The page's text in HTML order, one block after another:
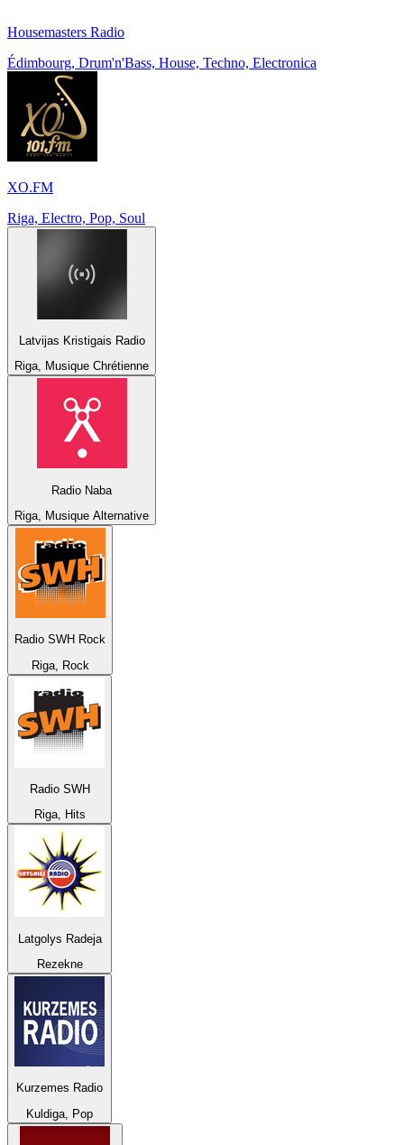
Housemasters Radio
Édimbourg, Drum'n'Bass, House, Techno, Electronica
XO.FM
Riga, Electro, Pop, Soul
Latvijas Kristigais Radio
Riga, Musique Chrétienne
Radio Naba
Riga, Musique Alternative
Radio SWH Rock
Riga, Rock
Radio SWH
Riga, Hits
Latgolys Radeja
Rezekne
Kurzemes Radio
Kuldiga, Pop